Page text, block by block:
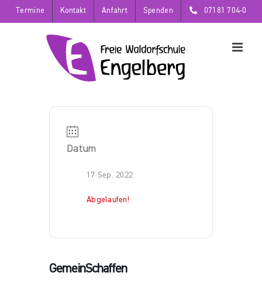
Zum
Inhalt
Termine Kontakt Anfahrt Spenden 07181 704-0
Datum
17 Sep. 2022
Abgelaufen!
GemeinSchaffen